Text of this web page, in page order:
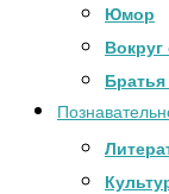
Юмор
Вокруг